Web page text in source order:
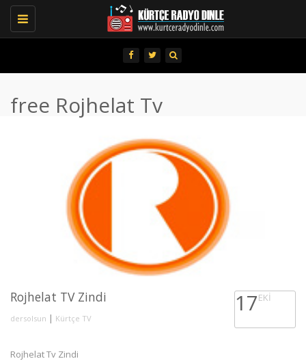
Toggle
navigation
free Rojhelat Tv
Rojhelat TV Zindi
dersolsun | Kürtçe TV
17EKI
Rojhelat Tv Zindi